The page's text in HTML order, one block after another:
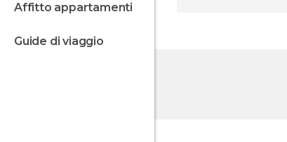
affitto appartamenti
guide di viaggio